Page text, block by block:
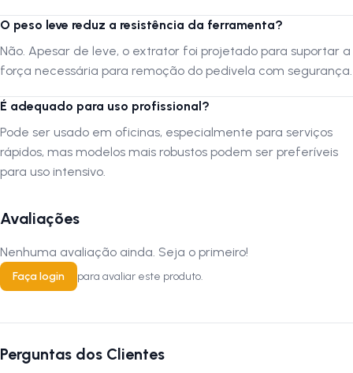
benefício em manutenções simples.
FAQ – Perguntas Frequentes
1. Este extrator serve para pedivelas Hollowtech?
Não. Ele é específico para pedivelas com eixo ponta quadrada. Outros
padrões exigem ferramentas apropriadas.
Não. Apesar de leve, o extrator foi projetado para suportar a força
necessária para remoção do pedivela com segurança.
3. É adequado para uso profissional?
Siga-nos no Instagram:
O peso leve reduz a resistência da ferramenta?
Não. Apesar de leve, o extrator foi projetado para suportar a
força necessária para remoção do pedivela com segurança.
É adequado para uso profissional?
Pode ser usado em oficinas, especialmente para serviços
rápidos, mas modelos mais robustos podem ser preferíveis
para uso intensivo.
Avaliações
Nenhuma avaliação ainda. Seja o primeiro!
Faça login para avaliar este produto.
Perguntas dos Clientes